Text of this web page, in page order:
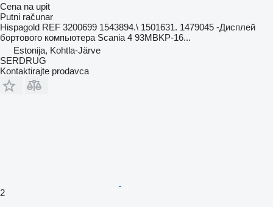
Cena na upit
Putni računar
Hispagold REF 3200699 1543894.\ 1501631. 1479045 -Дисплей
бортового компьютера Scania 4 93MBKP-16...
Estonija, Kohtla-Järve
SERDRUG
Kontaktirajte prodavca
2